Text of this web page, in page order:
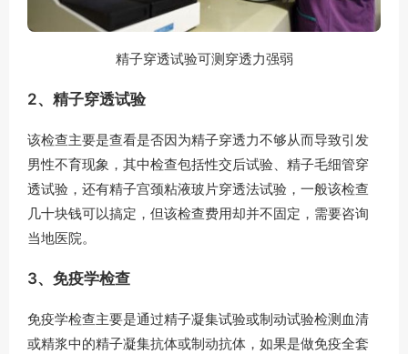
精子穿透试验可测穿透力强弱
2、精子穿透试验
该检查主要是查看是否因为精子穿透力不够从而导致引发
男性不育现象，其中检查包括性交后试验、精子毛细管穿
透试验，还有精子宫颈粘液玻片穿透法试验，一般该检查
几十块钱可以搞定，但该检查费用却并不固定，需要咨询
当地医院。
3、免疫学检查
免疫学检查主要是通过精子凝集试验或制动试验检测血清
或精浆中的精子凝集抗体或制动抗体，如果是做免疫全套